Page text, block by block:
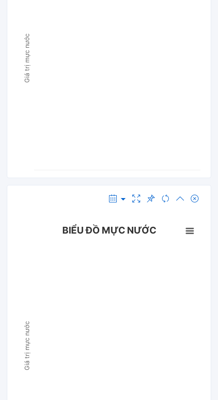
Giá trị mực nước
Giá trị mực nước
BIỂU ĐỒ MỰC NƯỚC